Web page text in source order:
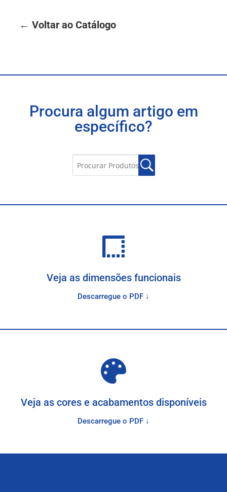
← Voltar ao Catálogo
Procura algum artigo em
específico?
Veja as dimensões funcionais
Descarregue o PDF ↓
Veja as cores e acabamentos disponíveis
Descarregue o PDF ↓